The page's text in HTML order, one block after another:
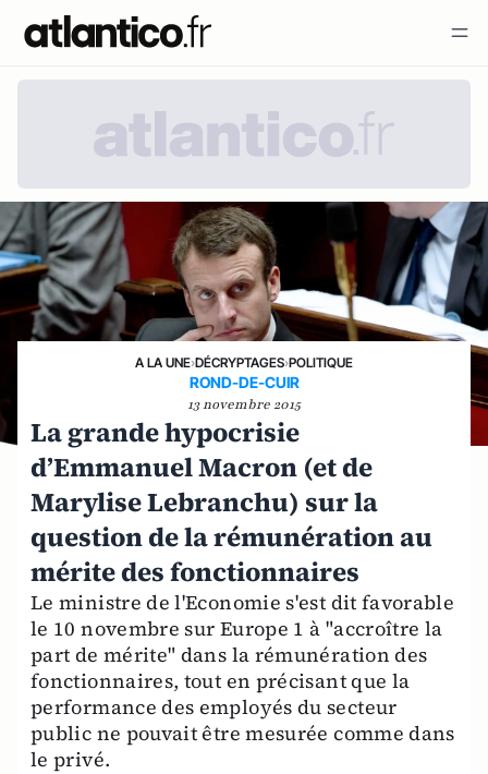
A LA UNE›DÉCRYPTAGES›POLITIQUE
ROND-DE-CUIR
13 novembre 2015
La grande hypocrisie
d’Emmanuel Macron (et de
Marylise Lebranchu) sur la
question de la rémunération au
mérite des fonctionnaires
Le ministre de l'Economie s'est dit favorable
le 10 novembre sur Europe 1 à "accroître la
part de mérite" dans la rémunération des
fonctionnaires, tout en précisant que la
performance des employés du secteur
public ne pouvait être mesurée comme dans
le privé.